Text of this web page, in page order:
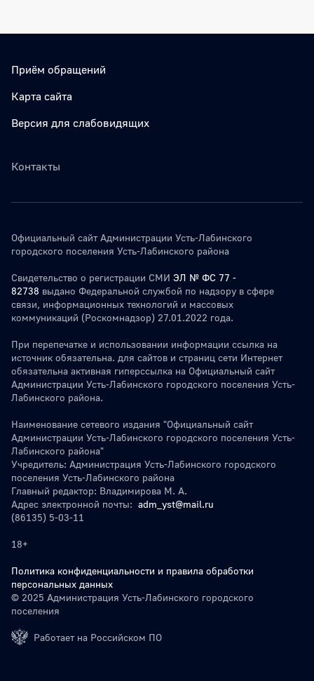
Приём обращений
Карта сайта
Версия для слабовидящих
Контакты
Официальный сайт Администрации Усть-Лабинского
городского поселения Усть-Лабинского района
Свидетельство о регистрации СМИ ЭЛ № ФС 77 -
82738 выдано Федеральной службой по надзору в сфере
связи, информационных технологий и массовых
коммуникаций (Роскомнадзор) 27.01.2022 года.
При перепечатке и использовании информации ссылка на
источник обязательна. для сайтов и страниц сети Интернет
обязательна активная гиперссылка на Официальный сайт
Администрации Усть-Лабинского городского поселения Усть-
Лабинского района.
Наименование сетевого издания "Официальный сайт
Администрации Усть-Лабинского городского поселения Усть-
Лабинского района"
Учредитель: Администрация Усть-Лабинского городского
поселения Усть-Лабинского района
Главный редактор: Владимирова М. А.
Адрес электронной почты: adm_yst@mail.ru
(86135) 5-03-11
18+
Политика конфиденциальности и правила обработки
персональных данных
© 2025 Администрация Усть-Лабинского городского
поселения
Работает на Российском ПО